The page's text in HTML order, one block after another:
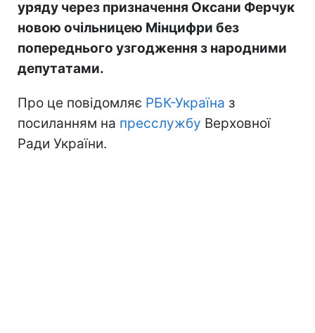
уряду через призначення Оксани Ферчук
новою очільницею Мінцифри без
попереднього узгодження з народними
депутатами.
Про це повідомляє РБК-Україна з
посиланням на пресслужбу Верховної
Ради України.